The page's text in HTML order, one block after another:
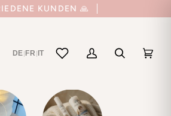
KUNDEN 🙏
DE| FR | IT
Mein
Suchen